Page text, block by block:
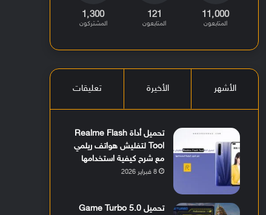
11٬000
المتابعون
121
المتابعون
1٬300
المشتركون
الأشهر الأخيرة تعليقات
تحميل أداة Realme Flash
Tool لتفليش هواتف ريلمي
مع شرح كيفية استخدامها
8 فبراير 2026
تحميل Game Turbo 5.0